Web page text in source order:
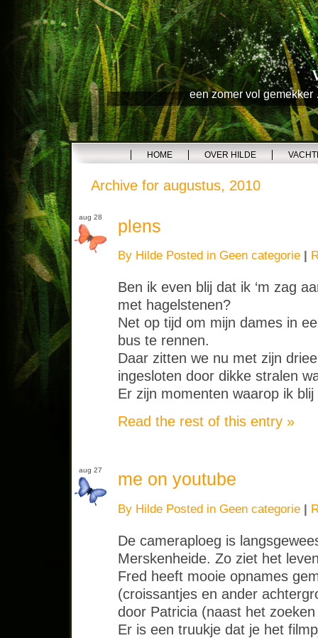
een zomer vol
HOME OVER HILDE
Archive for augustus, 2010
aug 28 plens
By Hilde Posted in Geen categorie
Ben ik even blij dat ik ‘m zag
met hagelstenen?
Net op tijd om mijn dames in
bus te rennen.
Daar zitten we nu met zijn
ingesloten door dikke stralen
Er zijn momenten waarop ik
Read the rest of this entry »
aug 27 me on youtube
By Hilde Posted in Geen categorie |
De cameraploeg is
Merskenheide. Zo ziet het
Fred heeft mooie opnames
(croissantjes en ander
door Patricia (naast het
Er is een truukje dat je het